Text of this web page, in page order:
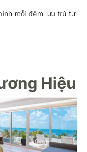
mỗi đêm lưu trú từ
Hiệu